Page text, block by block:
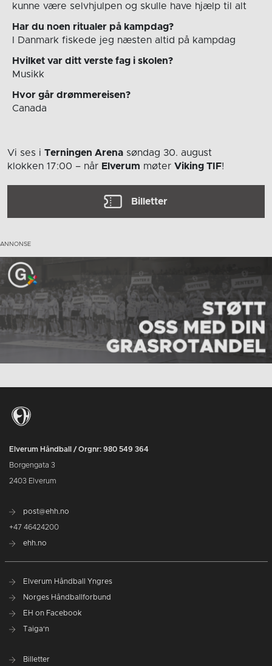
kunne være selvhjulpen og skulle have hjælp til alt
Har du noen ritualer på kampdag?
I Danmark fiskede jeg næsten altid på kampdag
Hvilket var ditt verste fag i skolen?
Musikk
Hvor går drømmereisen?
Canada
Vi ses i Terningen Arena søndag 30. august
klokken 17:00 – når Elverum møter Viking TIF!
Billetter
Elverum Håndball / Orgnr: 980 549 364
Borgengata 3
2403 Elverum
post@ehh.no
+47 46424200
ehh.no
Elverum Håndball Yngres
Norges Håndballforbund
EH on Facebook
Taiga'n
Billetter